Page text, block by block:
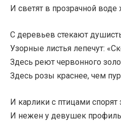
И светят в прозрачной воде
С деревьев стекают
Узорные листья лепечут:
Здесь реют червонного
Здесь розы краснее, чем
И карлики с птицами спорят
И нежен у девушек